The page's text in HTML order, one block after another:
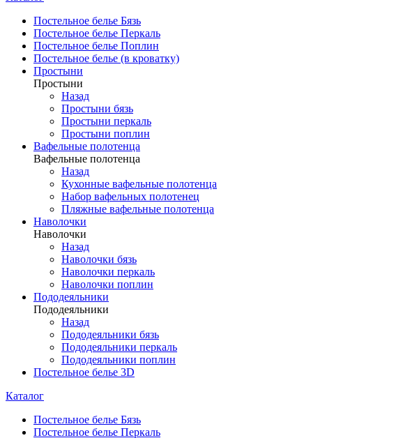
Постельное белье Бязь
Постельное белье Перкаль
Постельное белье Поплин
Постельное белье (в кроватку)
Простыни
Простыни
Назад
Простыни бязь
Простыни перкаль
Простыни поплин
Вафельные полотенца
Вафельные полотенца
Назад
Кухонные вафельные полотенца
Набор вафельных полотенец
Пляжные вафельные полотенца
Наволочки
Наволочки
Назад
Наволочки бязь
Наволочки перкаль
Наволочки поплин
Пододеяльники
Пододеяльники
Назад
Пододеяльники бязь
Пододеяльники перкаль
Пододеяльники поплин
Постельное белье 3D
Каталог
Постельное белье Бязь
Постельное белье Перкаль